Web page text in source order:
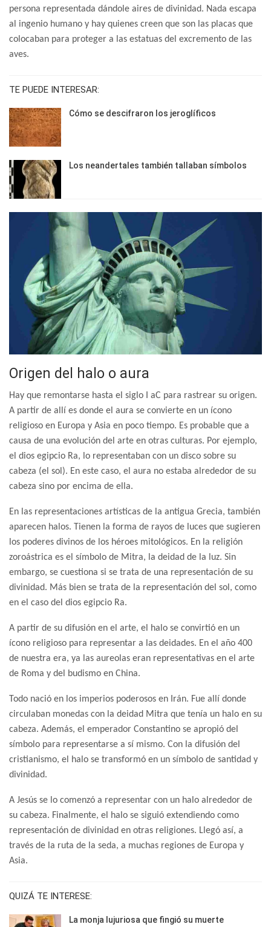
persona representada dándole aires de divinidad. Nada escapa
al ingenio humano y hay quienes creen que son las placas que
colocaban para proteger a las estatuas del excremento de las
aves.
TE PUEDE INTERESAR:
Cómo se descifraron los jeroglíficos
Los neandertales también tallaban símbolos
Origen del halo o aura
Hay que remontarse hasta el siglo I aC para rastrear su origen.
A partir de allí es donde el aura se convierte en un ícono
religioso en Europa y Asia en poco tiempo. Es probable que a
causa de una evolución del arte en otras culturas. Por ejemplo,
el dios egipcio Ra, lo representaban con un disco sobre su
cabeza (el sol). En este caso, el aura no estaba alrededor de su
cabeza sino por encima de ella.
En las representaciones artísticas de la antigua Grecia, también
aparecen halos. Tienen la forma de rayos de luces que sugieren
los poderes divinos de los héroes mitológicos. En la religión
zoroástrica es el símbolo de Mitra, la deidad de la luz. Sin
embargo, se cuestiona si se trata de una representación de su
divinidad. Más bien se trata de la representación del sol, como
en el caso del dios egipcio Ra.
A partir de su difusión en el arte, el halo se convirtió en un
ícono religioso para representar a las deidades. En el año 400
de nuestra era, ya las aureolas eran representativas en el arte
de Roma y del budismo en China.
Todo nació en los imperios poderosos en Irán. Fue allí donde
circulaban monedas con la deidad Mitra que tenía un halo en su
cabeza. Además, el emperador Constantino se apropió del
símbolo para representarse a sí mismo. Con la difusión del
cristianismo, el halo se transformó en un símbolo de santidad y
divinidad.
A Jesús se lo comenzó a representar con un halo alrededor de
su cabeza. Finalmente, el halo se siguió extendiendo como
representación de divinidad en otras religiones. Llegó así, a
través de la ruta de la seda, a muchas regiones de Europa y
Asia.
QUIZÁ TE INTERESE:
La monja lujuriosa que fingió su muerte